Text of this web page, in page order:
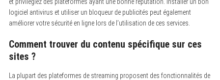
logiciel antivirus et utiliser un bloqueur de publicités peut également
améliorer votre sécurité en ligne lors de l’utilisation de ces services.
Comment trouver du contenu spécifique sur ces
sites ?
La plupart des plateformes de streaming proposent des fonctionnalités de